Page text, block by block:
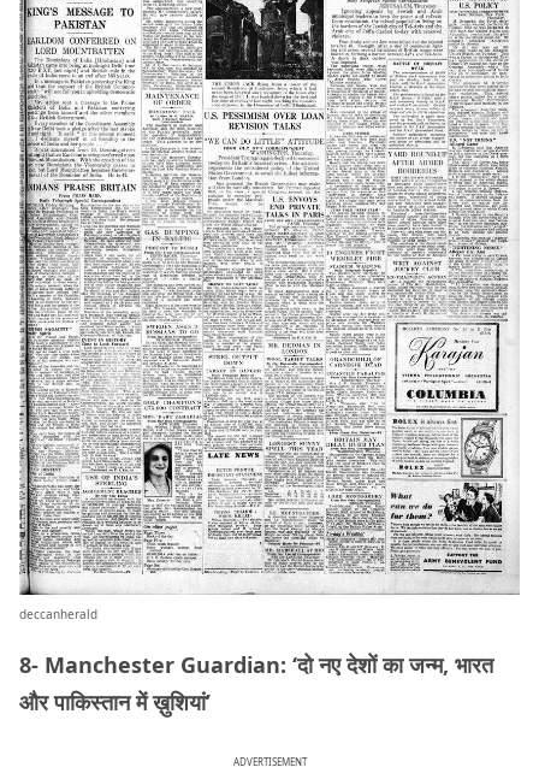
deccanherald
8- Manchester Guardian: ‘दो नए देशों का जन्म, भारत
और पाकिस्तान में ख़ुशियां’
ADVERTISEMENT